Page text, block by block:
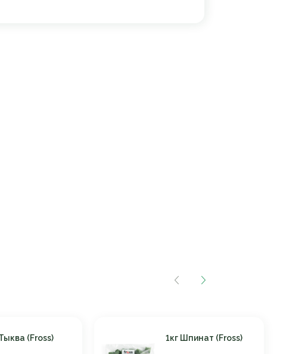
(Fross) 1кг Шпинат (Fross)